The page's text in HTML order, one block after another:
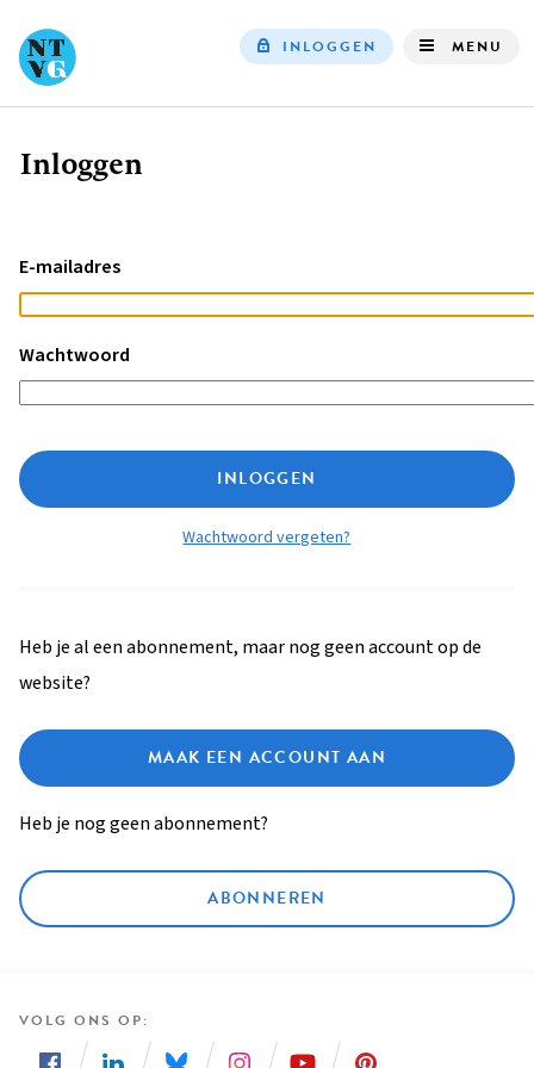
INLOGGEN MENU
Kruimelpad
Inloggen
E-mailadres
Wachtwoord
INLOGGEN
Wachtwoord vergeten?
Heb je al een abonnement, maar nog geen account op de
website?
MAAK EEN ACCOUNT AAN
Heb je nog geen abonnement?
ABONNEREN
VOLG ONS OP